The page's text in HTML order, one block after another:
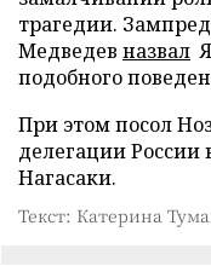
трагедии.
Медведев назвал
подобного
При этом посол
делегации
Нагасаки.
Текст: Катерина